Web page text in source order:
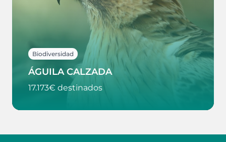
Biodiversidad
ÁGUILA CALZADA
17.173€ destinados